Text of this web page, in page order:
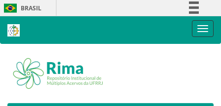
Skip
navigation
BRASIL